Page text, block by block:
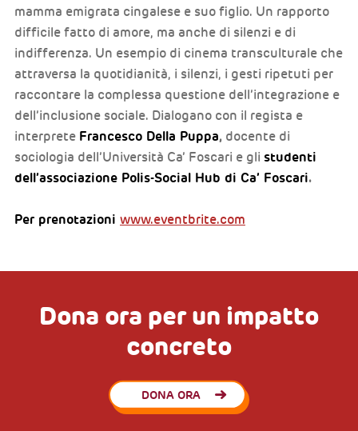
mamma emigrata cingalese e suo figlio. Un rapporto
difficile fatto di amore, ma anche di silenzi e di
indifferenza. Un esempio di cinema transculturale che
attraversa la quotidianità, i silenzi, i gesti ripetuti per
raccontare la complessa questione dell’integrazione e
dell’inclusione sociale. Dialogano con il regista e
interprete Francesco Della Puppa, docente di
sociologia dell’Università Ca’ Foscari e gli studenti
dell’associazione Polis-Social Hub di Ca’ Foscari.
Per prenotazioni www.eventbrite.com
Dona ora per un impatto
concreto
DONA ORA